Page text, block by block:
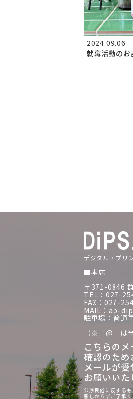
2024.09.06
就職活動のお
デジタル・プリ
■本店
〒371-0846
TEL：027-
FAX：027-
MAIL：ap-
駐車場：普通
（※「@」は
こちらの
確認のため
メールが
お願いいた
公序良俗に反する
悪しからずご了承く